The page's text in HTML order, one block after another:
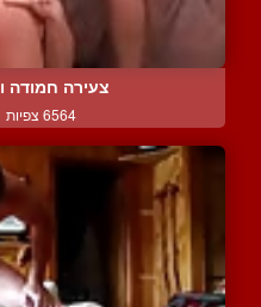
צעירה חמודה
6564 צפיות